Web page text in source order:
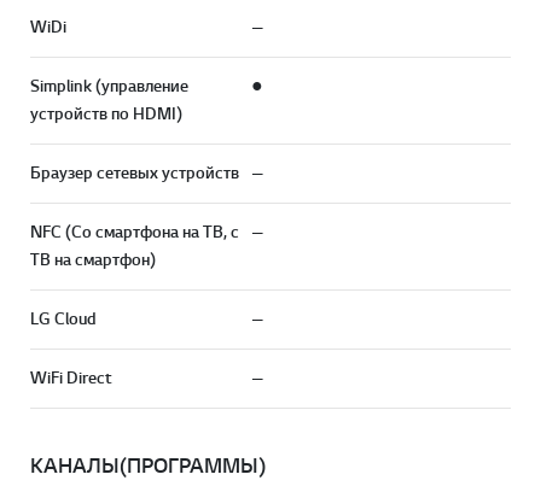
WiDi —
Simplink (управление
устройств по HDMI)
●
Браузер сетевых устройств —
NFC (Со смартфона на ТВ, с
ТВ на смартфон)
—
LG Cloud —
WiFi Direct —
КАНАЛЫ(ПРОГРАММЫ)